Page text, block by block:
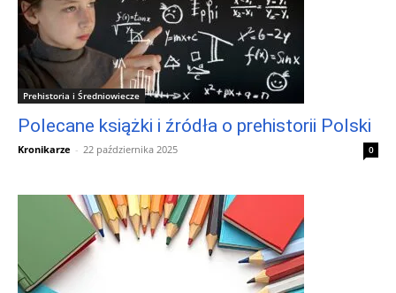
Prehistoria i Średniowiecze
Polecane książki i źródła o prehistorii Polski
Kronikarze - 22 października 2025 0